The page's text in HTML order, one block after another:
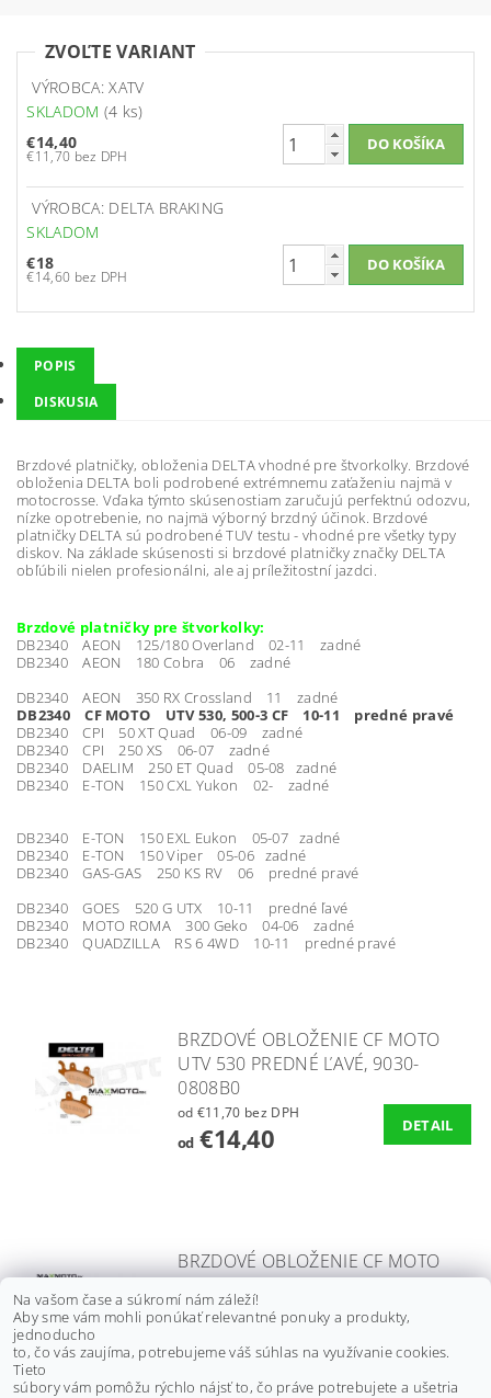
ZVOĽTE VARIANT
VÝROBCA: XATV
SKLADOM (4 ks)
€14,40
€11,70 bez DPH
VÝROBCA: DELTA BRAKING
SKLADOM
€18
€14,60 bez DPH
POPIS
DISKUSIA
Brzdové platničky, obloženia DELTA vhodné pre štvorkolky. Brzdové
obloženia DELTA boli podrobené extrémnemu zaťaženiu najmä v
motocrosse. Vďaka týmto skúsenostiam zaručujú perfektnú odozvu,
nízke opotrebenie, no najmä výborný brzdný účinok. Brzdové
platničky DELTA sú podrobené TUV testu - vhodné pre všetky typy
diskov. Na základe skúsenosti si brzdové platničky značky DELTA
obľúbili nielen profesionálni, ale aj príležitostní jazdci.
Brzdové platničky pre štvorkolky:
DB2340 AEON 125/180 Overland 02-11 zadné
DB2340 AEON 180 Cobra 06 zadné
DB2340 AEON 350 RX Crossland 11 zadné
DB2340 CF MOTO UTV 530, 500-3 CF 10-11 predné pravé
DB2340 CPI 50 XT Quad 06-09 zadné
DB2340 CPI 250 XS 06-07 zadné
DB2340 DAELIM 250 ET Quad 05-08 zadné
DB2340 E-TON 150 CXL Yukon 02- zadné
DB2340 E-TON 150 EXL Eukon 05-07 zadné
DB2340 E-TON 150 Viper 05-06 zadné
DB2340 GAS-GAS 250 KS RV 06 predné pravé
DB2340 GOES 520 G UTX 10-11 predné ľavé
DB2340 MOTO ROMA 300 Geko 04-06 zadné
DB2340 QUADZILLA RS 6 4WD 10-11 predné pravé
BRZDOVÉ OBLOŽENIE CF MOTO
UTV 530 PREDNÉ ĽAVÉ, 9030-
0808B0
od €11,70 bez DPH
od€14,40 DETAIL
BRZDOVÉ OBLOŽENIE CF MOTO
GLADIATOR Z6/ Z8, UTV830,
PREDNÉ PRAVÉ/ ĽAVÉ, 9060-
080810, 9060-080910
€18,30 bez DPH
€22,50
Na vašom čase a súkromí nám záleží!
Aby sme vám mohli ponúkať relevantné ponuky a produkty,
jednoducho
to, čo vás zaujíma, potrebujeme váš súhlas na využívanie cookies.
Tieto
súbory vám pomôžu rýchlo nájsť to, čo práve potrebujete a ušetria